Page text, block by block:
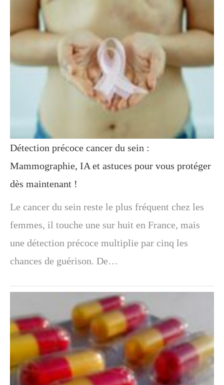
Détection précoce cancer du sein :
Mammographie, IA et astuces pour vous protéger
dès maintenant !
Le cancer du sein reste le plus fréquent chez les
femmes, il touche une sur huit en France, mais
une détection précoce multiplie par cinq les
chances de guérison. De…